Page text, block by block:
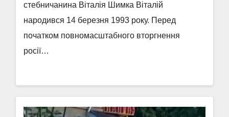
стебничанина Віталія Шимка Віталій
народився 14 березня 1993 року. Перед
початком повномасштабного вторгнення
росії…